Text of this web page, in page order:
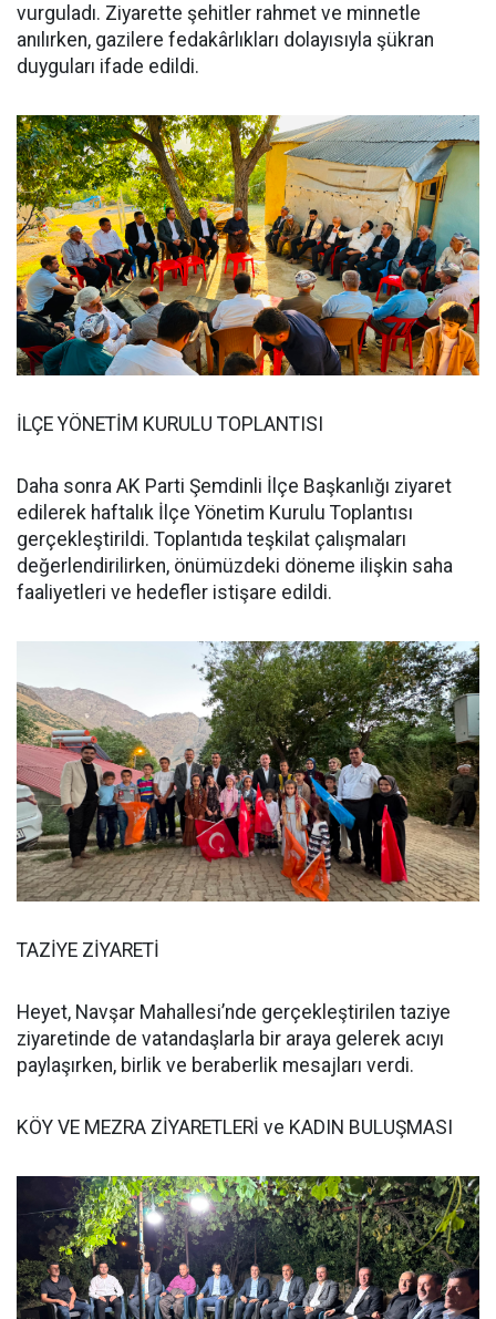
vurguladı. Ziyarette şehitler rahmet ve minnetle
anılırken, gazilere fedakârlıkları dolayısıyla şükran
duyguları ifade edildi.
İLÇE YÖNETİM KURULU TOPLANTISI
Daha sonra AK Parti Şemdinli İlçe Başkanlığı ziyaret
edilerek haftalık İlçe Yönetim Kurulu Toplantısı
gerçekleştirildi. Toplantıda teşkilat çalışmaları
değerlendirilirken, önümüzdeki döneme ilişkin saha
faaliyetleri ve hedefler istişare edildi.
TAZİYE ZİYARETİ
Heyet, Navşar Mahallesi’nde gerçekleştirilen taziye
ziyaretinde de vatandaşlarla bir araya gelerek acıyı
paylaşırken, birlik ve beraberlik mesajları verdi.
KÖY VE MEZRA ZİYARETLERİ ve KADIN BULUŞMASI